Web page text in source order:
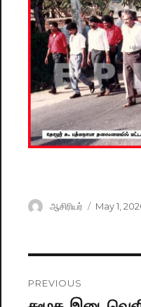
Author
ஆசிரியர்
Posted
May 1,
navigation
PREVIOUS